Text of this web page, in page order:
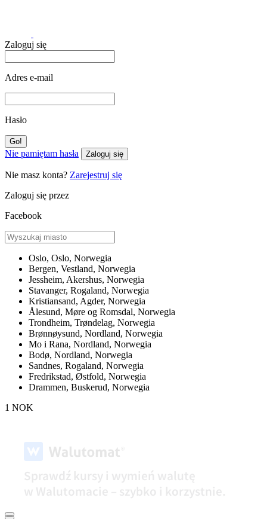
Zaloguj się
Adres e-mail
Hasło
Nie pamiętam hasła Zaloguj się
Nie masz konta? Zarejestruj się
Zaloguj się przez
Facebook
Oslo, Oslo, Norwegia
Bergen, Vestland, Norwegia
Jessheim, Akershus, Norwegia
Stavanger, Rogaland, Norwegia
Kristiansand, Agder, Norwegia
Ålesund, Møre og Romsdal, Norwegia
Trondheim, Trøndelag, Norwegia
Brønnøysund, Nordland, Norwegia
Mo i Rana, Nordland, Norwegia
Bodø, Nordland, Norwegia
Sandnes, Rogaland, Norwegia
Fredrikstad, Østfold, Norwegia
Drammen, Buskerud, Norwegia
1 NOK